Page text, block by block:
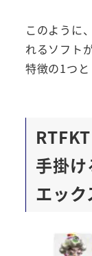
このように
れるソフト
特徴の1つと
手掛
エッ